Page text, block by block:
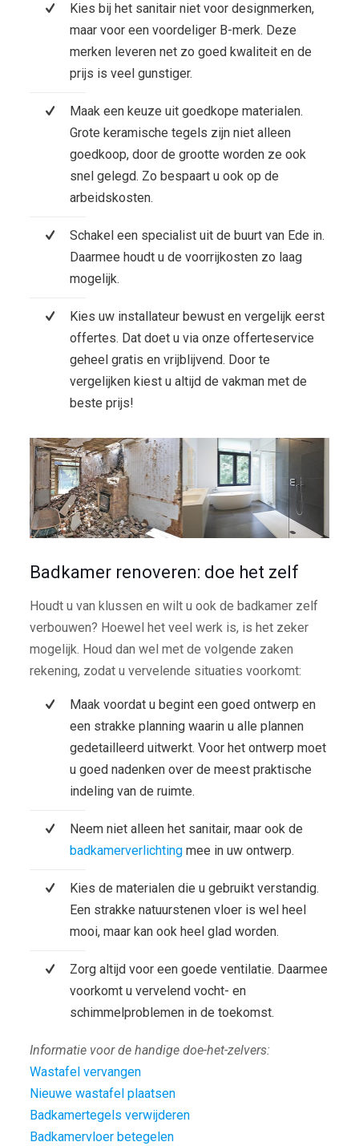
Kies bij het sanitair niet voor designmerken,
maar voor een voordeliger B-merk. Deze
merken leveren net zo goed kwaliteit en de
prijs is veel gunstiger.
Maak een keuze uit goedkope materialen.
Grote keramische tegels zijn niet alleen
goedkoop, door de grootte worden ze ook
snel gelegd. Zo bespaart u ook op de
arbeidskosten.
Schakel een specialist uit de buurt van Ede in.
Daarmee houdt u de voorrijkosten zo laag
mogelijk.
Kies uw installateur bewust en vergelijk eerst
offertes. Dat doet u via onze offerteservice
geheel gratis en vrijblijvend. Door te
vergelijken kiest u altijd de vakman met de
beste prijs!
Badkamer renoveren: doe het zelf
Houdt u van klussen en wilt u ook de badkamer zelf
verbouwen? Hoewel het veel werk is, is het zeker
mogelijk. Houd dan wel met de volgende zaken
rekening, zodat u vervelende situaties voorkomt:
Maak voordat u begint een goed ontwerp en
een strakke planning waarin u alle plannen
gedetailleerd uitwerkt. Voor het ontwerp moet
u goed nadenken over de meest praktische
indeling van de ruimte.
Neem niet alleen het sanitair, maar ook de
badkamerverlichtingmee in uw ontwerp.
Kies de materialen die u gebruikt verstandig.
Een strakke natuurstenen vloer is wel heel
mooi, maar kan ook heel glad worden.
Zorg altijd voor een goede ventilatie. Daarmee
voorkomt u vervelend vocht- en
schimmelproblemen in de toekomst.
Informatie voor de handige doe-het-zelvers:
Wastafel vervangen
Nieuwe wastafel plaatsen
Badkamertegels verwijderen
Badkamervloer betegelen